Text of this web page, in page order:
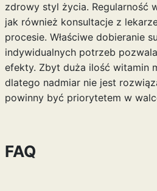
zdrowy styl życia. Regularność
jak również konsultacje z
procesie. Właściwe dobieranie
indywidualnych potrzeb
efekty. Zbyt duża ilość witamin
dlatego nadmiar nie jest
powinny być priorytetem w
FAQ